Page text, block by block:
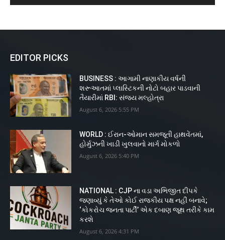
EDITOR PICKS
BUSINESS : આગામી નાણાકીય વર્ષની
શરૂઆતમાં પ્લાસ્ટિકની નોટો બહાર પાડવાની
તૈયારીમાં RBI: સંજય મલ્હોત્રા
August 6, 2026 5:55 PM
WORLD : ઈરાન-ઓમાન સમજૂતી હાથવેંતમાં,
હોર્મુઝની ખાડી ખુલવાનો માર્ગ મોકળો
August 6, 2026 5:40 PM
NATIONAL : CJP ના વડા અભિજીત દીપકે
જણાવ્યું કે તેઓ કોઈ રાજકીય પક્ષ નહીં બનાવે;
‘કોકરોચ જનતા પાર્ટી’ એક દબાણ જૂથ તરીકે કામ
કરશે
August 6, 2026 4:31 PM